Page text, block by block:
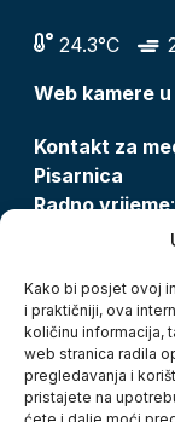
Kako bi posjet ovoj
i praktičniji, ova
količinu informacija,
web stranica radila
pregledavanja i
pristajete na
24.3°C
Web kamere
Kontakt za
Pisarnica
Radno vrijeme
Zaštita
Pristup
Kolačići